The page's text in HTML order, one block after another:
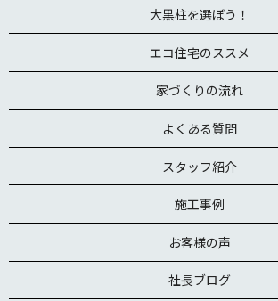
大黒柱を選ぼう！
エコ住宅のススメ
家づくりの流れ
よくある質問
スタッフ紹介
施工事例
お客様の声
社長ブログ